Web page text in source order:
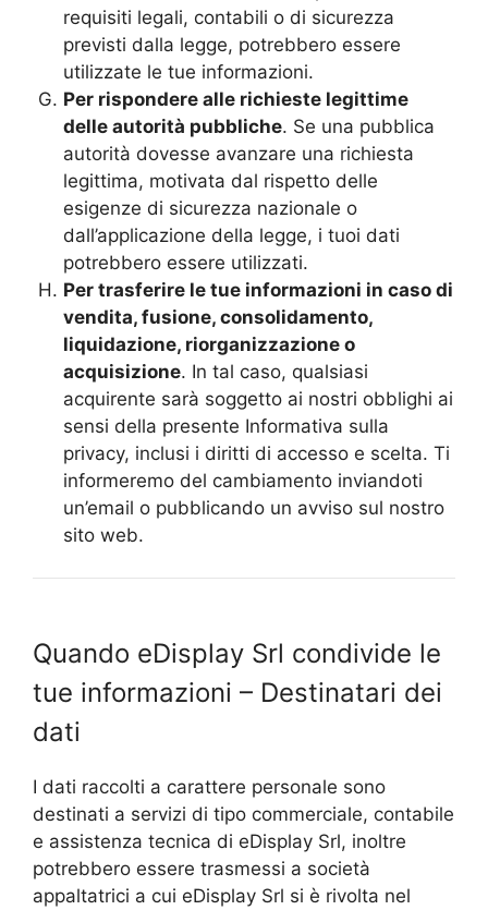
requisiti legali, contabili o di sicurezza
previsti dalla legge, potrebbero essere
utilizzate le tue informazioni.
Per rispondere alle richieste legittime
delle autorità pubbliche. Se una pubblica
autorità dovesse avanzare una richiesta
legittima, motivata dal rispetto delle
esigenze di sicurezza nazionale o
dall’applicazione della legge, i tuoi dati
potrebbero essere utilizzati.
Per trasferire le tue informazioni in caso di
vendita, fusione, consolidamento,
liquidazione, riorganizzazione o
acquisizione. In tal caso, qualsiasi
acquirente sarà soggetto ai nostri obblighi ai
sensi della presente Informativa sulla
privacy, inclusi i diritti di accesso e scelta. Ti
informeremo del cambiamento inviandoti
un’email o pubblicando un avviso sul nostro
sito web.
Quando eDisplay Srl condivide le
tue informazioni – Destinatari dei
dati
I dati raccolti a carattere personale sono
destinati a servizi di tipo commerciale, contabile
e assistenza tecnica di eDisplay Srl, inoltre
potrebbero essere trasmessi a società
appaltatrici a cui eDisplay Srl si è rivolta nel